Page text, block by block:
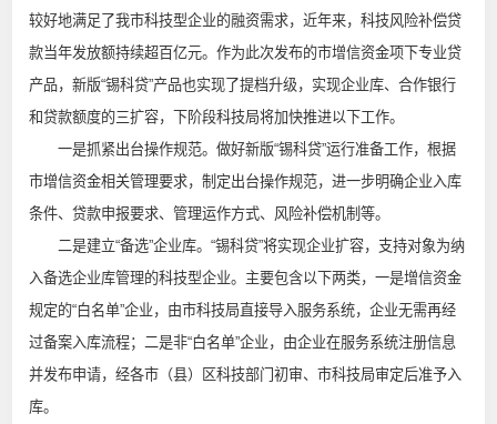
较好地满足了我市科技型企业的融资需求，近年来，科技风险补偿贷
款当年发放额持续超百亿元。作为此次发布的市增信资金项下专业贷
产品，新版“锡科贷”产品也实现了提档升级，实现企业库、合作银行
和贷款额度的三扩容，下阶段科技局将加快推进以下工作。
一是抓紧出台操作规范。做好新版“锡科贷”运行准备工作，根据
市增信资金相关管理要求，制定出台操作规范，进一步明确企业入库
条件、贷款申报要求、管理运作方式、风险补偿机制等。
二是建立“备选”企业库。“锡科贷”将实现企业扩容，支持对象为纳
入备选企业库管理的科技型企业。主要包含以下两类，一是增信资金
规定的“白名单”企业，由市科技局直接导入服务系统，企业无需再经
过备案入库流程；二是非“白名单”企业，由企业在服务系统注册信息
并发布申请，经各市（县）区科技部门初审、市科技局审定后准予入
库。